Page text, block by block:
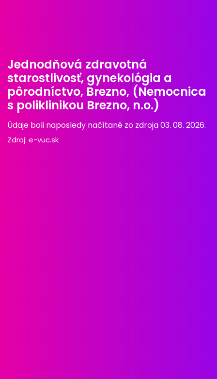
Jednodňová zdravotná
starostlivosť, gynekológia a
pôrodníctvo, Brezno, (Nemocnica
s poliklinikou Brezno, n.o.)
Údaje boli naposledy načítané zo zdroja 03. 08. 2026.
Zdroj: e-vuc.sk